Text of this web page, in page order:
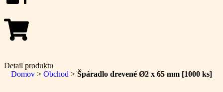
Detail produktu
Domov > Obchod > Špáradlo drevené Ø2 x 65 mm [1000 ks]